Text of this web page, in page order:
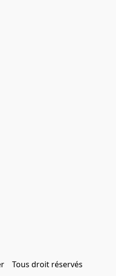
Tous droit réservés